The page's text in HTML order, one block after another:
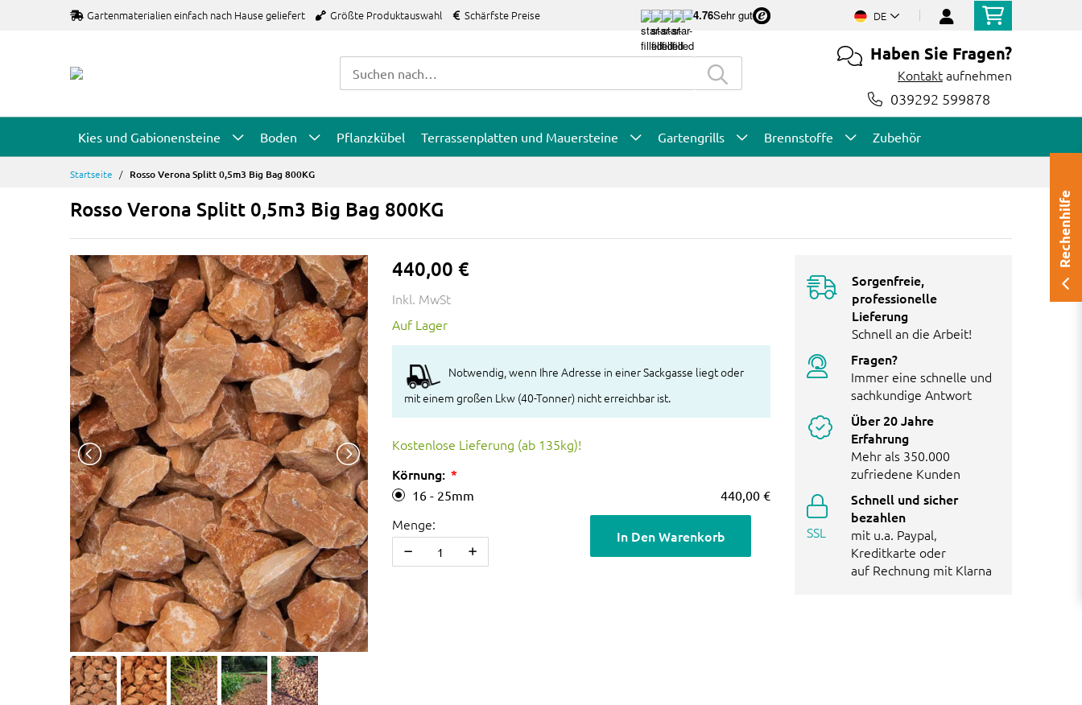
Gartenmaterialien einfach nach Hause geliefert Größte Produktauswahl Schärfste Preise 4.76Sehr gut DE
Haben Sie Fragen?
Kontaktaufnehmen
039292 599878
Kies und Gabionensteine Boden Pflanzkübel Terrassenplatten und Mauersteine Gartengrills Brennstoffe Zubehör
Startseite Rosso Verona Splitt 0,5m3 Big Bag 800KG
Rosso Verona Splitt 0,5m3 Big Bag 800KG
440,00 €
Inkl. MwSt
Auf Lager
Notwendig, wenn Ihre Adresse in einer Sackgasse liegt oder
mit einem großen Lkw (40-Tonner) nicht erreichbar ist.
Kostenlose Lieferung (ab 135kg)!
Körnung:
16 - 25mm 440,00 €
Menge:
In Den Warenkorb
Sorgenfreie,
professionelle
Lieferung
Schnell an die Arbeit!
Fragen?
Immer eine schnelle und
sachkundige Antwort
Über 20 Jahre
Erfahrung
Mehr als 350.000
zufriedene Kunden
SSL
Schnell und sicher
bezahlen
mit u.a. Paypal,
Kreditkarte oder
auf Rechnung mit Klarna
Rechenhilfe